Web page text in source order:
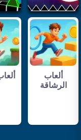
ألعاب
الرشاقة